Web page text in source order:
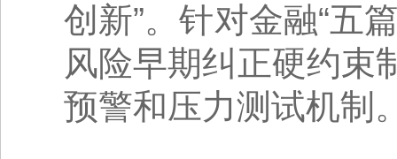
创新”。针对金融“五
风险早期纠正硬约束
预警和压力测试机制